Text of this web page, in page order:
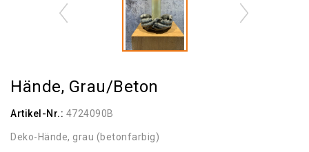
Hände, Grau/beton
Artikel-Nr.: 4724090B
Deko-Hände, grau (betonfarbig)